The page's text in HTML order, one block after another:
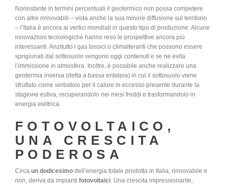
Nonostante in termini percentuali il geotermico non possa competere
con altre rinnovabili – vista anche la sua minore diffusione sul territorio
– l’Italia è ancora ai vertici mondiali in questo tipo di produzione. Alcune
innovazioni tecnologiche hanno reso le prospettive ancora più
interessanti. Anzitutto i gas tossici o climalteranti che possono essere
sprigionati dal sottosuolo vengono oggi contenuti e se ne evita
l’immissione in atmosfera. Inoltre, è possibile anche realizzare una
geotermia inversa (detta a bassa entalpia) in cui il sottosuolo viene
sfruttato come serbatoio per il calore in eccesso presente durante la
stagione estiva, recuperandolo nei mesi freddi e trasformandolo in
energia elettrica.
FOTOVOLTAICO,
UNA CRESCITA
PODEROSA
Circa un dodicesimo dell’energia totale prodotta in Italia, rinnovabile e
non, deriva da impianti fotovoltaici. Una crescita impressionante,